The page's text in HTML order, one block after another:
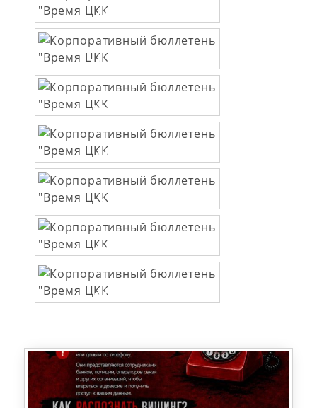
АВГ 2022
№23
ИЮЛ 2022
№22
МАЙ 2022
№21
АПР 2022
№20
МАР 2022
№19
ФЕВ 2022
№18
ЯНВ 2022